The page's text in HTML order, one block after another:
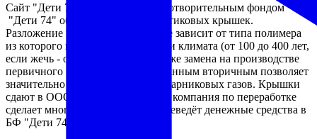
Сайт "Дети 74", совместно с благотворительным фондом
"Дети 74" объявили о сборе пластиковых крышек.
Разложение пластика на полигоне зависит от типа полимера
из которого изготовлено изделие и климата (от 100 до 400 лет,
если жечь - оседает в лёгких), также замена на производстве
первичного материала переработанным вторичным позволяет
значительно сократить выбросы парниковых газов. Крышки
сдают в ООО ПИК "ПОЛИТЕХ", компания по переработке
сделает много новых вещей и переведёт денежные средства в
БФ "Дети 74".